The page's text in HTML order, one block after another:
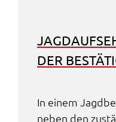
DER
In einem
neben den